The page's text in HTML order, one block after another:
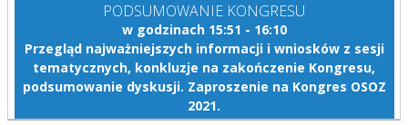
PODSUMOWANIE KONGRESU
w godzinach 15:51 - 16:10
Przegląd najważniejszych informacji i wniosków z sesji
tematycznych, konkluzje na zakończenie Kongresu,
podsumowanie dyskusji. Zaproszenie na Kongres OSOZ
2021.